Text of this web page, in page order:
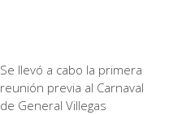
Se llevó a cabo la primera
reunión previa al Carnaval
de General Villegas